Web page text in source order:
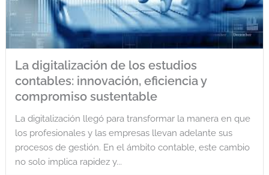
La digitalización de los estudios
contables: innovación, eficiencia y
compromiso sustentable
La digitalización llegó para transformar la manera en que
los profesionales y las empresas llevan adelante sus
procesos de gestión. En el ámbito contable, este cambio
no solo implica rapidez y...